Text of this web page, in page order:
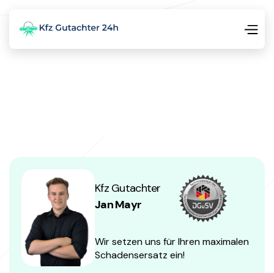
Kfz Gutachter
Jan Mayr
Wir setzen uns für Ihren maximalen
Schadensersatz ein!